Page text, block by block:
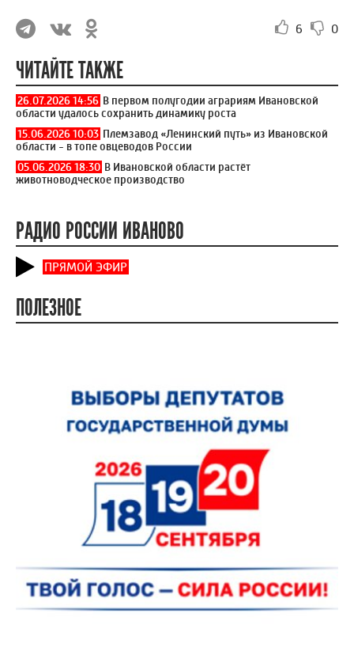
6 0
ЧИТАЙТЕ ТАКЖЕ
26.07.2026 14:56 В первом полугодии аграриям Ивановской
области удалось сохранить динамику роста
15.06.2026 10:03 Племзавод «Ленинский путь» из Ивановской
области - в топе овцеводов России
05.06.2026 18:30 В Ивановской области растёт
животноводческое производство
РАДИО РОССИИ ИВАНОВО
ПРЯМОЙ ЭФИР
ПОЛЕЗНОЕ